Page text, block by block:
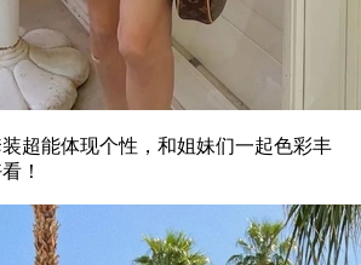
能体现个性，和姐妹们一起色彩丰
！